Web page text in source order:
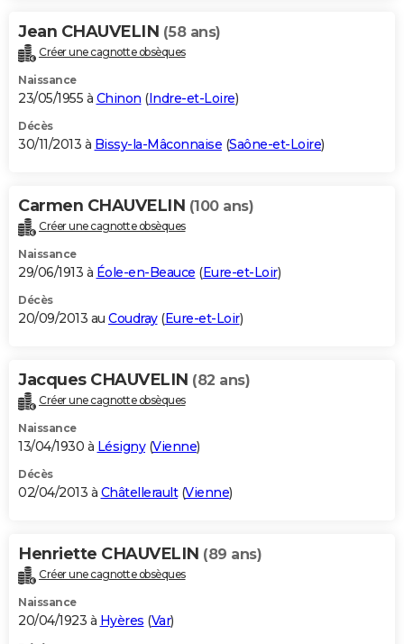
Jean CHAUVELIN (58 ans)
Créer une cagnotte obsèques
Naissance
23/05/1955 à Chinon (Indre-et-Loire)
Décès
30/11/2013 à Bissy-la-Mâconnaise (Saône-et-Loire)
Carmen CHAUVELIN (100 ans)
Créer une cagnotte obsèques
Naissance
29/06/1913 à Éole-en-Beauce (Eure-et-Loir)
Décès
20/09/2013 au Coudray(Eure-et-Loir)
Jacques CHAUVELIN (82 ans)
Créer une cagnotte obsèques
Naissance
13/04/1930 à Lésigny(Vienne)
Décès
02/04/2013 à Châtellerault(Vienne)
Henriette CHAUVELIN (89 ans)
Créer une cagnotte obsèques
Naissance
20/04/1923 à Hyères (Var)